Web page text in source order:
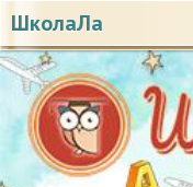
ШколаЛа